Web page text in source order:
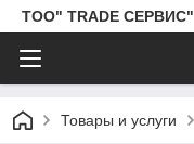
ТОО" TRADE СЕРВИС"
Товары и услуги